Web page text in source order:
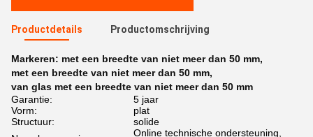
Productdetails Productomschrijving
Markeren: met een breedte van niet meer dan 50 mm,
met een breedte van niet meer dan 50 mm,
van glas met een breedte van niet meer dan 50 mm
Garantie:
5 jaar
Vorm:
plat
Structuur:
solide
Online technische ondersteuning,